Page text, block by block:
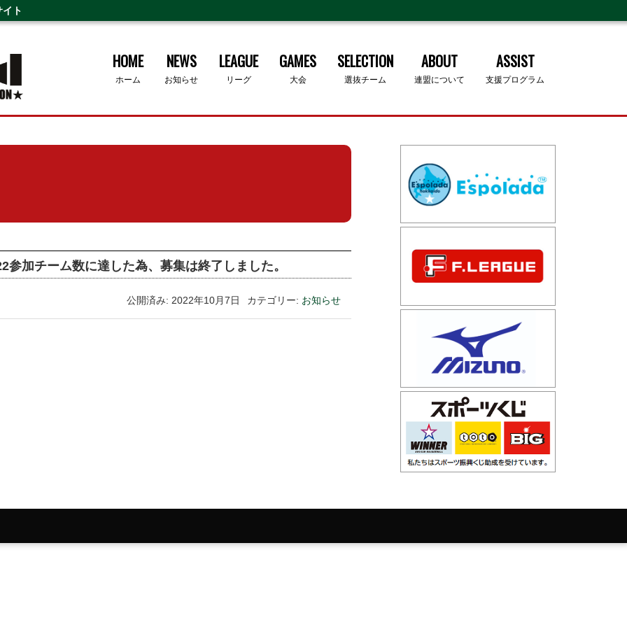
ト
HOME
ホーム
NEWS
お知らせ
LEAGUE
リーグ
GAMES
大会
SELECTION
選抜チーム
ABOUT
連盟について
ASSIST
支援プログラム
加チーム数に達した為、募集は終了しました。
公開済み: 2022年10月7日 カテゴリー: お知らせ